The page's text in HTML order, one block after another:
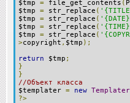
$tmp = file_get_contents (
$tmp = str_replace (
$tmp = str_replace (
$tmp = str_replace (
$tmp = str_replace (
>copyright , $tmp );
return $tmp ;
}
}
//Объект класса
$templater = new Templater
?>